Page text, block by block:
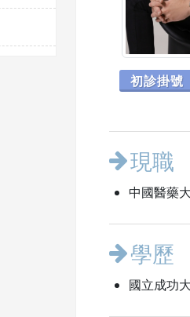
初診掛號
現職
中國醫藥
學歷
國立成功